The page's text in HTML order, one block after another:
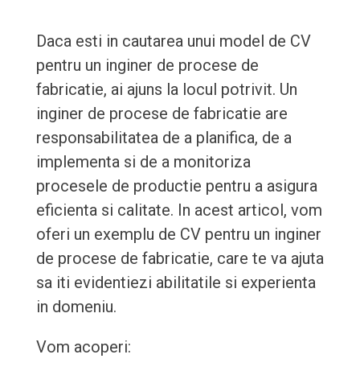
Daca esti in cautarea unui model de CV
pentru un inginer de procese de
fabricatie, ai ajuns la locul potrivit. Un
inginer de procese de fabricatie are
responsabilitatea de a planifica, de a
implementa si de a monitoriza
procesele de productie pentru a asigura
eficienta si calitate. In acest articol, vom
oferi un exemplu de CV pentru un inginer
de procese de fabricatie, care te va ajuta
sa iti evidentiezi abilitatile si experienta
in domeniu.
Vom acoperi: